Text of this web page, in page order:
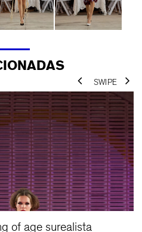
of age surealista